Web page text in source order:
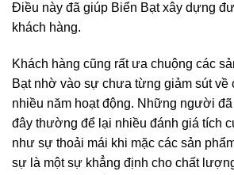
Điều này đã giúp Biển Bạt xây dựng
khách hàng.
Khách hàng cũng rất ưa chuộng các
Bạt nhờ vào sự chưa từng giảm sút về
nhiều năm hoạt động. Những người
đây thường để lại nhiều đánh giá tích
như sự thoải mái khi mặc các sản
sự là một sự khẳng định cho chất